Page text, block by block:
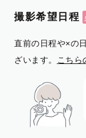
撮影希望日程
直前の日程や×の
ざいます。
こちら